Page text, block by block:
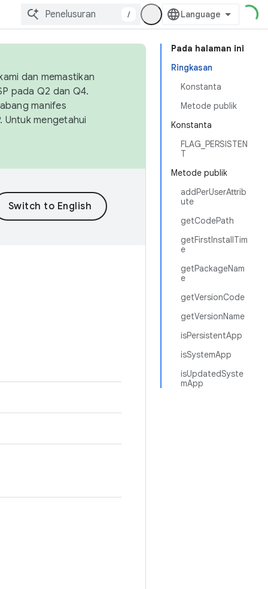
/
Pada halaman ini
Ringkasan
Konstanta
Metode publik
Konstanta
FLAG_PERSISTEN
T
Metode publik
addPerUserAttrib
ute
getCodePath
getFirstInstallTim
e
getPackageNam
e
getVersionCode
getVersionName
isPersistentApp
isSystemApp
isUpdatedSyste
mApp
dan memastikan
pada Q2 dan Q4.
manifes
Untuk mengetahui